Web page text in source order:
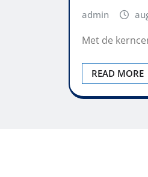
admin
Met de
READ MORE